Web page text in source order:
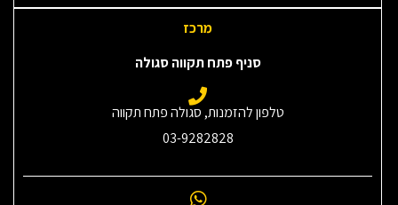
מרכז
סניף פתח תקווה סגולה
טלפון להזמנות, סגולה פתח תקווה
03-9282828